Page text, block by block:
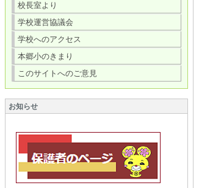
校長室より
学校運営協議会
学校へのアクセス
本郷小のきまり
このサイトへのご意見
お知らせ